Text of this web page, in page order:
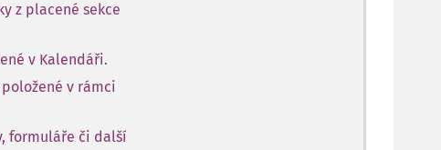
z placené sekce
v Kalendáři.
v rámci
formuláře či další